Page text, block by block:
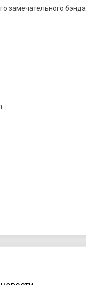
замечательного бэнда.